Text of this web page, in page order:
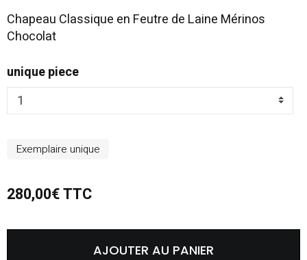
Chapeau Classique en Feutre de Laine Mérinos
Chocolat
unique piece
Exemplaire unique
280,00€ TTC
AJOUTER AU PANIER